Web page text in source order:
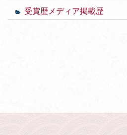
受賞歴メディア掲載歴